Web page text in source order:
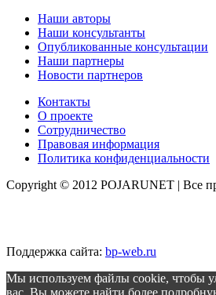
Наши авторы
Наши консультанты
Опубликованные консультации
Наши партнеры
Новости партнеров
Контакты
О проекте
Сотрудничество
Правовая информация
Политика конфиденциальности
Copyright © 2012 POJARUNET | Все
Поддержка сайта: bp-web.ru
Мы используем файлы cookie, чтобы
вас. Вы можете найти более